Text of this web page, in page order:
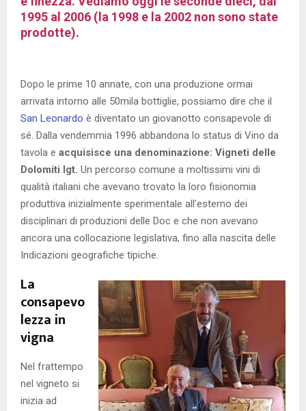
1995 al 2006 (la 1998 e la 2002 non sono state
prodotte).
Dopo le prime 10 annate, con una produzione ormai
arrivata intorno alle 50mila bottiglie, possiamo dire che il
San Leonardo è diventato un giovanotto consapevole di
sé. Dalla vendemmia 1996 abbandona lo status di Vino da
tavola e acquisisce una denominazione: Vigneti delle
Dolomiti Igt. Un percorso comune a moltissimi vini di
qualità italiani che avevano trovato la loro fisionomia
produttiva inizialmente sperimentale all’esterno dei
disciplinari di produzioni delle Doc e che non avevano
ancora una collocazione legislativa, fino alla nascita delle
Indicazioni geografiche tipiche.
La
consapevo
lezza in
vigna
Nel frattempo
nel vigneto si
inizia ad